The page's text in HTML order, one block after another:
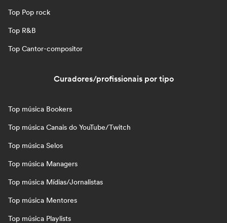
Top Pop rock
Top R&B
Top Cantor-compositor
Curadores/profissionais por tipo
Top música Bookers
Top música Canais do YouTube/Twitch
Top música Selos
Top música Managers
Top música Mídias/Jornalistas
Top música Mentores
Top música Playlists